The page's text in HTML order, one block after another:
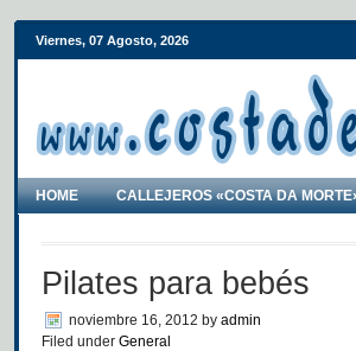
Viernes, 07 Agosto, 2026
HOME CALLEJEROS «COSTA DA
Pilates para bebés
noviembre 16, 2012 by admin
Filed under General